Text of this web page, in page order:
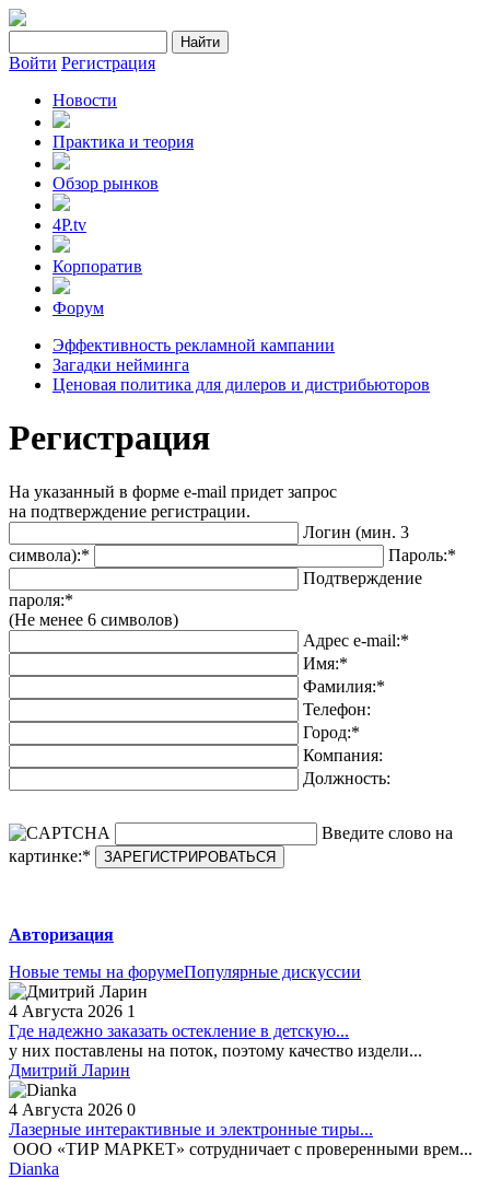
Войти Регистрация
Новости
Практика и теория
Обзор рынков
4P.tv
Корпоратив
Форум
Эффективность рекламной кампании
Загадки нейминга
Ценовая политика для дилеров и дистрибьюторов
Регистрация
На указанный в форме e-mail придет запрос
на подтверждение регистрации.
Логин (мин. 3
символа):* Пароль:*
Подтверждение
пароля:*
(Не менее 6 символов)
Адрес e-mail:*
Имя:*
Фамилия:*
Телефон:
Город:*
Компания:
Должность:
Введите слово на
картинке:*
Авторизация
Новые темы на форумеПопулярные дискуссии
4 Августа 2026 1
Где надежно заказать остекление в детскую...
у них поставлены на поток, поэтому качество издели...
Дмитрий Ларин
4 Августа 2026 0
Лазерные интерактивные и электронные тиры...
ООО «ТИР МАРКЕТ» сотрудничает с проверенными врем...
Dianka